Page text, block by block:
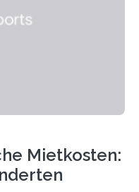
Mietkosten: